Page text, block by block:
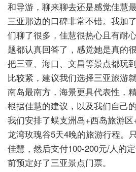
和导游，聊来聊去还是感觉佳慧
三亚那边的口碑非常不错。我加
们聊了很多，佳慧很热心且有耐
题都认真回答了，感觉她是真的
把三亚、海口、文昌等景点都玩
比较紧，建议我们选择三亚旅游
南岛最南方，海景更具代表性，
根据佳慧的建议，以及我们自己
我们安排了蜈支洲岛+西岛旅游
龙湾玫瑰谷5天4晚的旅游行程。
佳慧，然后支付100-200元/人的
前预定好了三亚景点门票。